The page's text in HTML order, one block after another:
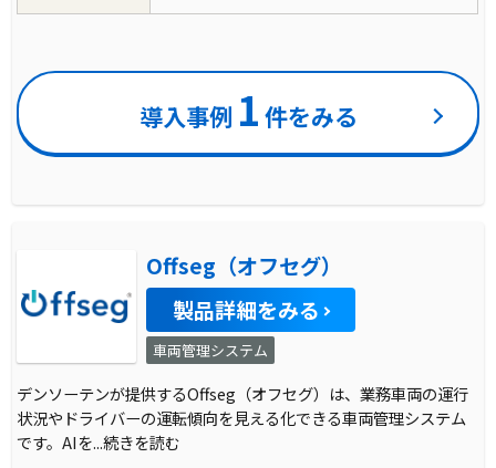
導入事例 1 件をみる
Offseg（オフセグ）
製品詳細をみる
車両管理システム
デンソーテンが提供するOffseg（オフセグ）は、業務車両の運行
状況やドライバーの運転傾向を見える化できる車両管理システム
です。AIを...続きを読む